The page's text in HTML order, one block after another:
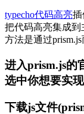
typecho代码高亮插
把代码高亮集成
方法是通过
进入prism.js的
选中你想要实
下载js文件